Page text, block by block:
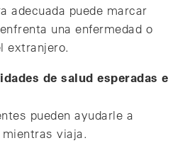
adecuada puede marcar
una enfermedad o
extranjero.
de salud esperadas e
pueden ayudarle a
viaja.